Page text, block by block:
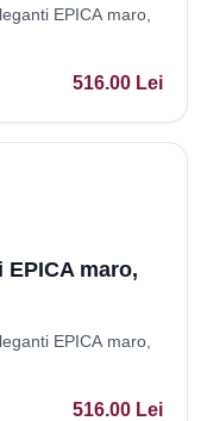
EPICA maro,
516.00 Lei
maro,
EPICA maro,
516.00 Lei